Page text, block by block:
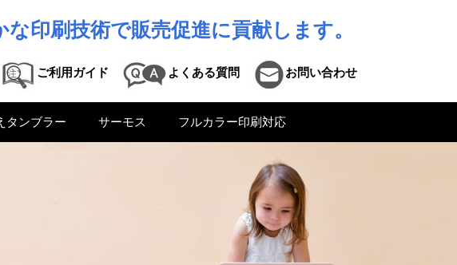
印刷技術で販売促進に貢献します。
ご利用ガイド よくある質問 お問い合わせ
タンブラー サーモス フルカラー印刷対応